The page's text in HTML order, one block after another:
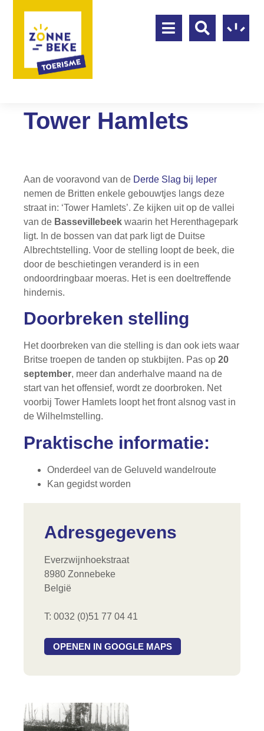
Tower Hamlets
Aan de vooravond van de Derde Slag bij Ieper
nemen de Britten enkele gebouwtjes langs deze
straat in: ‘Tower Hamlets’. Ze kijken uit op de vallei
van de Bassevillebeek waarin het Herenthagepark
ligt. In de bossen van dat park ligt de Duitse
Albrechtstelling. Voor de stelling loopt de beek, die
door de beschietingen veranderd is in een
ondoordringbaar moeras. Het is een doeltreffende
hindernis.
Doorbreken stelling
Het doorbreken van die stelling is dan ook iets waar
Britse troepen de tanden op stukbijten. Pas op 20
september, meer dan anderhalve maand na de
start van het offensief, wordt ze doorbroken. Net
voorbij Tower Hamlets loopt het front alsnog vast in
de Wilhelmstelling.
Praktische informatie:
Onderdeel van de Geluveld wandelroute
Kan gegidst worden
Adresgegevens
Everzwijnhoekstraat
8980 Zonnebeke
België
T: 0032 (0)51 77 04 41
OPENEN IN GOOGLE MAPS